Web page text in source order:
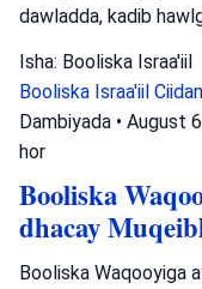
dawladda, kadib
Isha: Booliska Israa'iil
Booliska Israa'iil
Dambiyada • August
hor
Booliska
dhacay
Booliska Waqooyiga